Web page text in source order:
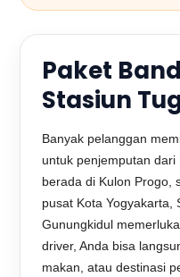
Paket
Stasiun
Banyak pelanggan
untuk penjemputan
berada di Kulon Progo,
pusat Kota Yogyakarta,
Gunungkidul
driver, Anda bisa
makan, atau destinasi